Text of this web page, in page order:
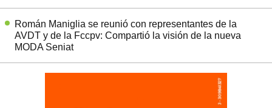
Román Maniglia se reunió con representantes de la
AVDT y de la Fccpv: Compartió la visión de la nueva
MODA Seniat